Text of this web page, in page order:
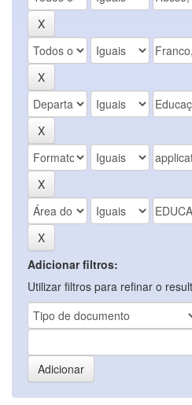
Adicionar filtros:
Utilizar filtros para refinar o